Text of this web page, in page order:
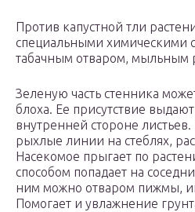
Против капустной тли
специальными химическими
табачным отваром, мыльным
Зеленую часть стенника
блоха. Ее присутствие
внутренней стороне
рыхлые линии на стеблях,
Насекомое прыгает по
способом попадает на
ним можно отваром пижмы,
Помогает и увлажнение